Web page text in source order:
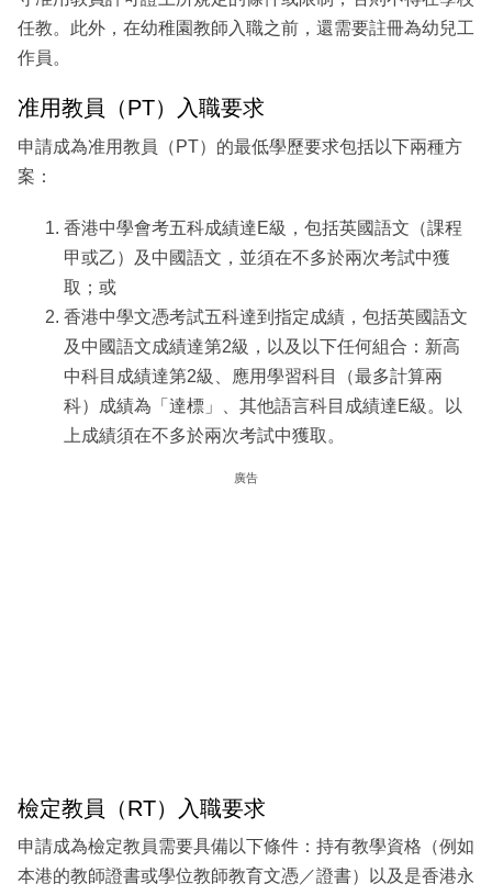
任教。此外，在幼稚園教師入職之前，還需要註冊為幼兒工
作員。
准用教員（PT）入職要求
申請成為准用教員（PT）的最低學歷要求包括以下兩種方
案：
香港中學會考五科成績達E級，包括英國語文（課程
甲或乙）及中國語文，並須在不多於兩次考試中獲
取；或
香港中學文憑考試五科達到指定成績，包括英國語文
及中國語文成績達第2級，以及以下任何組合：新高
中科目成績達第2級、應用學習科目（最多計算兩
科）成績為「達標」、其他語言科目成績達E級。以
上成績須在不多於兩次考試中獲取。
廣告
檢定教員（RT）入職要求
申請成為檢定教員需要具備以下條件：持有教學資格（例如
本港的教師證書或學位教師教育文憑／證書）以及是香港永